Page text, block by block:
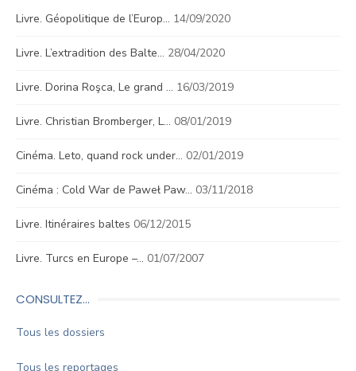
Livre. Géopolitique de l’Europ… 14/09/2020
Livre. L’extradition des Balte… 28/04/2020
Livre. Dorina Roşca, Le grand … 16/03/2019
Livre. Christian Bromberger, L… 08/01/2019
Cinéma. Leto, quand rock under… 02/01/2019
Cinéma : Cold War de Paweł Paw… 03/11/2018
Livre. Itinéraires baltes 06/12/2015
Livre. Turcs en Europe –… 01/07/2007
CONSULTEZ…
Tous les dossiers
Tous les reportages